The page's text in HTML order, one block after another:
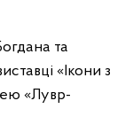
та
«Ікони з
«Лувр-